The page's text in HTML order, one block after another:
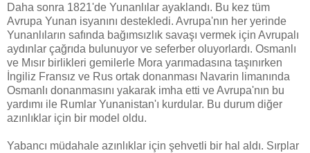
Daha sonra 1821'de Yunanlılar ayaklandı. Bu kez tüm
Avrupa Yunan isyanını destekledi. Avrupa'nın her yerinde
Yunanlıların safında bağımsızlık savaşı vermek için Avrupalı
aydınlar çağrıda bulunuyor ve seferber oluyorlardı. Osmanlı
ve Mısır birlikleri gemilerle Mora yarımadasına taşınırken
İngiliz Fransız ve Rus ortak donanması Navarin limanında
Osmanlı donanmasını yakarak imha etti ve Avrupa'nın bu
yardımı ile Rumlar Yunanistan'ı kurdular. Bu durum diğer
azınlıklar için bir model oldu.
Yabancı müdahale azınlıklar için şehvetli bir hal aldı. Sırplar